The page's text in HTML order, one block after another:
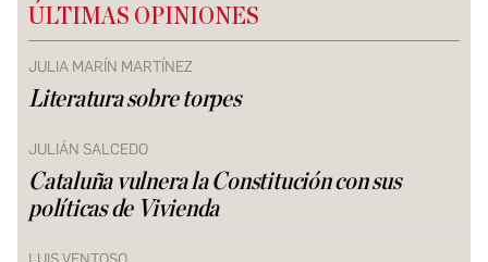
ÚLTIMAS OPINIONES
JULIA MARÍN MARTÍNEZ
Literatura sobre torpes
JULIÁN SALCEDO
Cataluña vulnera la Constitución con sus
políticas de Vivienda